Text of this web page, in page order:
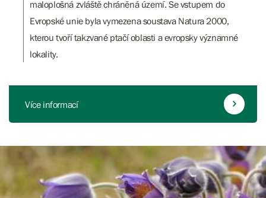
maloplošná zvláště chráněná území. Se vstupem do
Evropské unie byla vymezena soustava Natura 2000,
kterou tvoří takzvané ptačí oblasti a evropsky významné
lokality.
Více informací